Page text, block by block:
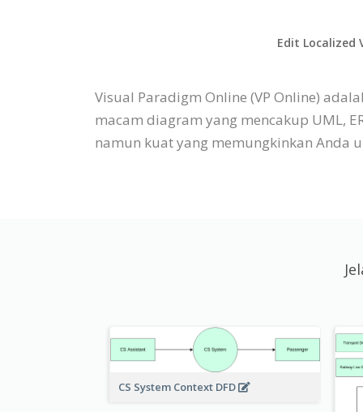
Edit Localized
Visual Paradigm Online (VP Online)
macam diagram yang mencakup UML,
namun kuat yang memungkinkan Anda
CS System Context DFD